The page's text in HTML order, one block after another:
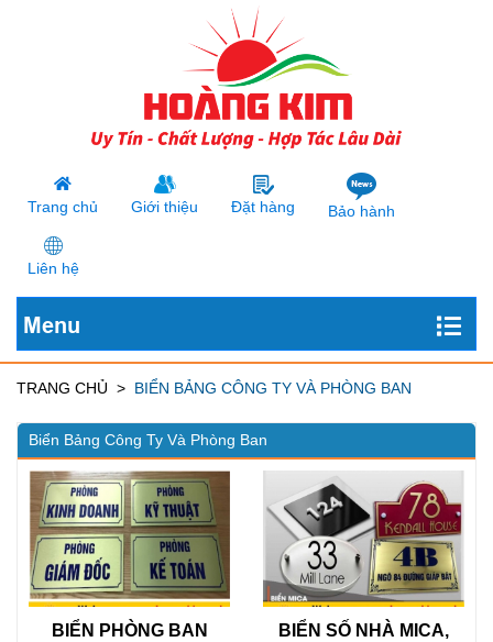
Trang chủ Giới thiệu Đặt hàng Bảo hành
Liên hệ
Menu
TRANG CHỦ BIỂN BẢNG CÔNG TY VÀ PHÒNG BAN
Biển Bảng Công Ty Và Phòng Ban
BIỂN PHÒNG BAN
BIỂN SỐ NHÀ MICA,